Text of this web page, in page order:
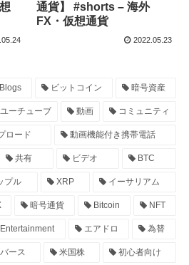
通貨】 #shorts – 海外
FX・仮想通貨
2022.05.23
ビットコイン 暗号資産
ユーチューブ 動画 コミュニティ
ロード 動画機能付き携帯電話
共有 ビデオ BTC
プル XRP イーサリアム
暗号通貨 Bitcoin NFT
Entertainment エアドロ 為替
ース 米国株 初心者向け